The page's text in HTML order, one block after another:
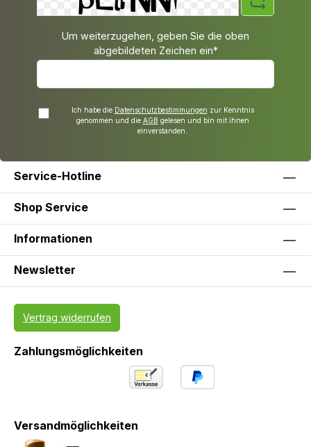
Um weiterzugehen, geben Sie die oben
abgebildeten Zeichen ein*
Ich habe die Datenschutzbestimmungen zur Kenntnis
genommen und die AGB gelesen und bin mit ihnen
einverstanden.
Service-Hotline
Shop Service
Informationen
Newsletter
Vertrag widerrufen
Zahlungsmöglichkeiten
Versandmöglichkeiten